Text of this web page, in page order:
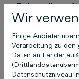
Onboarding
Leistungen
belohnt.
Wir
Einige Anbieter
Verarbeitung zu den
Daten an Länder
Datenschutzniveau